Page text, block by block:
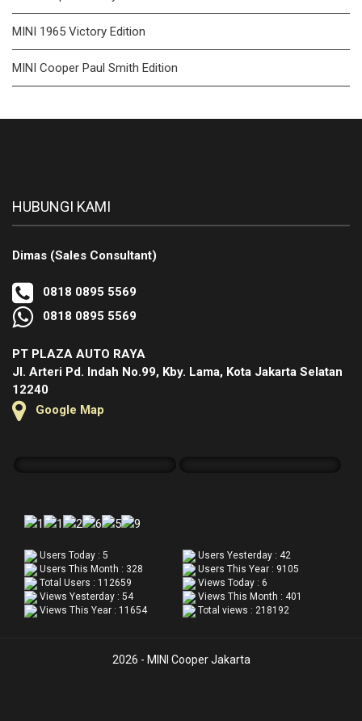
MINI 1965 Victory Edition
MINI Cooper Paul Smith Edition
HUBUNGI KAMI
Dimas (Sales Consultant)
0818 0895 5569
0818 0895 5569
PT PLAZA AUTO RAYA
Jl. Arteri Pd. Indah No.99, Kby. Lama, Kota Jakarta Selatan
12240
Google Map
Users Today : 5
Users Yesterday : 42
Users This Month : 328
Users This Year : 9105
Total Users : 112659
Views Today : 6
Views Yesterday : 54
Views This Month : 401
Views This Year : 11654
Total views : 218192
2026 - MINI Cooper Jakarta